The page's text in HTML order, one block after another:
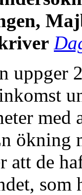
uppger
med
att de
som